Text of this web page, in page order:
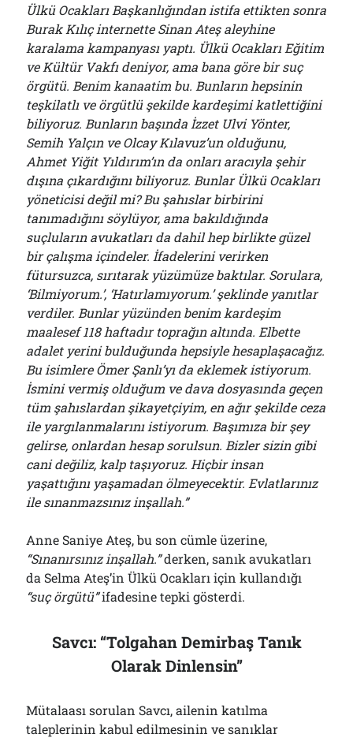
Ülkü Ocakları Başkanlığından istifa ettikten sonra
Burak Kılıç internette Sinan Ateş aleyhine
karalama kampanyası yaptı. Ülkü Ocakları Eğitim
ve Kültür Vakfı deniyor, ama bana göre bir suç
örgütü. Benim kanaatim bu. Bunların hepsinin
teşkilatlı ve örgütlü şekilde kardeşimi katlettiğini
biliyoruz. Bunların başında İzzet Ulvi Yönter,
Semih Yalçın ve Olcay Kılavuz’un olduğunu,
Ahmet Yiğit Yıldırım’ın da onları aracıyla şehir
dışına çıkardığını biliyoruz. Bunlar Ülkü Ocakları
yöneticisi değil mi? Bu şahıslar birbirini
tanımadığını söylüyor, ama bakıldığında
suçluların avukatları da dahil hep birlikte güzel
bir çalışma içindeler. İfadelerini verirken
fütursuzca, sırıtarak yüzümüze baktılar. Sorulara,
‘Bilmiyorum.’, ‘Hatırlamıyorum.’ şeklinde yanıtlar
verdiler. Bunlar yüzünden benim kardeşim
maalesef 118 haftadır toprağın altında. Elbette
adalet yerini bulduğunda hepsiyle hesaplaşacağız.
Bu isimlere Ömer Şanlı’yı da eklemek istiyorum.
İsmini vermiş olduğum ve dava dosyasında geçen
tüm şahıslardan şikayetçiyim, en ağır şekilde ceza
ile yargılanmalarını istiyorum. Başımıza bir şey
gelirse, onlardan hesap sorulsun. Bizler sizin gibi
cani değiliz, kalp taşıyoruz. Hiçbir insan
yaşattığını yaşamadan ölmeyecektir. Evlatlarınız
ile sınanmazsınız inşallah.”
Anne Saniye Ateş, bu son cümle üzerine,
“Sınanırsınız inşallah.”derken, sanık avukatları
da Selma Ateş’in Ülkü Ocakları için kullandığı
“suç örgütü”ifadesine tepki gösterdi.
Savcı: “Tolgahan Demirbaş Tanık
Olarak Dinlensin”
Mütalaası sorulan Savcı, ailenin katılma
taleplerinin kabul edilmesinin ve sanıklar